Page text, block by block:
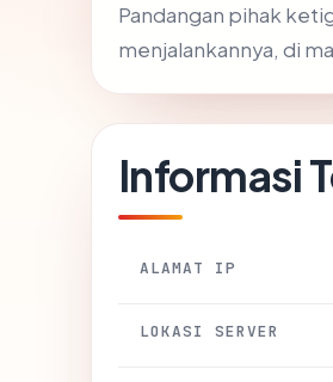
Pandangan pihak
menjalankannya, di
Informasi
ALAMAT IP
LOKASI SERVER